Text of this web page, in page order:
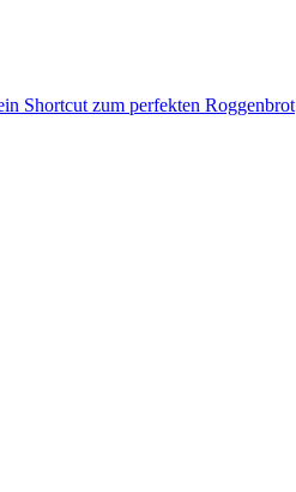
Shortcut zum perfekten Roggenbrot